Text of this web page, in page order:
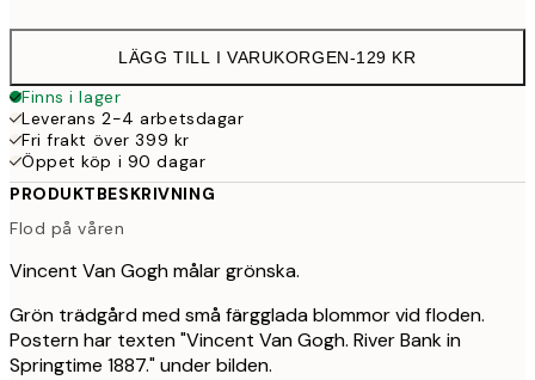
LÄGG TILL I VARUKORGEN-129 KR
Finns i lager
Leverans 2-4 arbetsdagar
Fri frakt över 399 kr
Öppet köp i 90 dagar
PRODUKTBESKRIVNING
Flod på våren
Vincent Van Gogh målar grönska.
Grön trädgård med små färgglada blommor vid floden.
Postern har texten "Vincent Van Gogh. River Bank in
Springtime 1887." under bilden.